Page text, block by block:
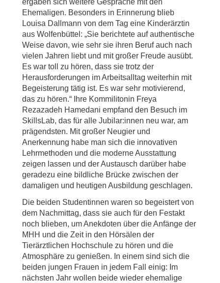
ergaben sich weitere Gespräche mit den
Ehemaligen. Besonders in Erinnerung blieb
Louisa Dallmann von dem Tag eine Kinderärztin
aus Wolfenbüttel: „Sie berichtete auf authentische
Weise davon, wie sehr sie ihren Beruf auch nach
vielen Jahren liebt und mit großer Freude ausübt.
Es war toll zu hören, dass sie trotz der
Herausforderungen im Arbeitsalltag weiterhin mit
Begeisterung tätig ist. Es war sehr motivierend,
das zu hören.“ Ihre Kommilitonin Freya
Rezazadeh Hamedani empfand den Besuch im
SkillsLab, das für alle Jubilar:innen neu war, am
prägendsten. Mit großer Neugier und
Anerkennung habe man sich die innovativen
Lehrmethoden und die moderne Ausstattung
zeigen lassen und der Austausch darüber habe
geradezu eine bildliche Brücke zwischen der
damaligen und heutigen Ausbildung geschlagen.
Die beiden Studentinnen waren so begeistert von
dem Nachmittag, dass sie auch für den Festakt
noch blieben, um Anekdoten über die Anfänge der
MHH und die Zeit in den Hörsälen der
Tierärztlichen Hochschule zu hören und die
Atmosphäre zu genießen. In einem sind sich die
beiden jungen Frauen in jedem Fall einig: Im
nächsten Jahr wollen beide wieder ehemalige